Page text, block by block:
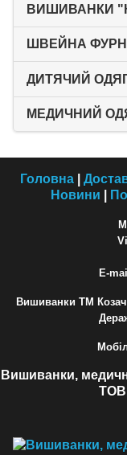
ВИШИВАНКИ
ШВЕЙНА
ДИТЯЧИЙ
МЕДИЧНИЙ
Головна|
Новини
E-
Вишиванки ТМ
Вишиванки,
ТОВ